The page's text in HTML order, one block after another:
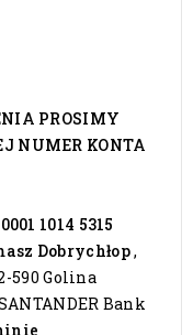
PROSIMY
NUMER KONTA
1014 5315
Dobrychłop,
590 Golina
Bank